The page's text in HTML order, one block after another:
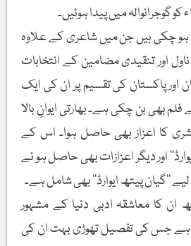
ہو چکی ہیں جن میں شاعری کے علاوہ
اور تنقیدی مضامین کے انتخابات
اور پاکستان کی تقسیم پر ان کی ایک
فلم بھی بن چکی ہے۔ بھارتی ایوانِ بالا
کا اعزاز بھی حاصل ہوا۔ اس کے
اور دیگر اعزازات بھی حاصل ہو ئے
’’گیان پیتھ ایوارڈ‘‘ بھی شامل ہے۔
ان کا معاشقہ ادبی دنیا کے مشہور
ہے جس کی تفصیل تھوڑی بہت ان کی